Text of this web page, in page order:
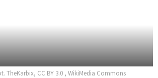
TheKarbix, CC BY 3.0 , WikiMedia Commons